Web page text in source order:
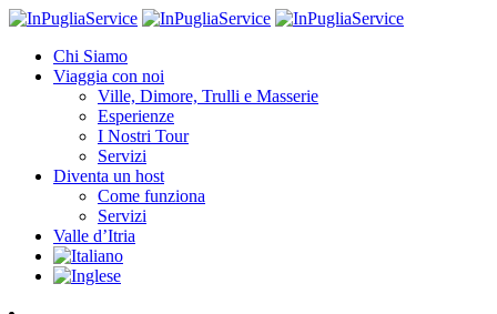
Chi Siamo
Viaggia con noi
Ville, Dimore, Trulli e Masserie
Esperienze
I Nostri Tour
Servizi
Diventa un host
Come funziona
Servizi
Valle d’Itria